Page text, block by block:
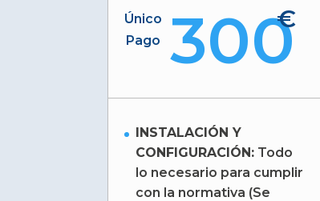
€
300
Único
Pago
INSTALACIÓN Y
CONFIGURACIÓN: Todo
lo necesario para cumplir
con la normativa (Se